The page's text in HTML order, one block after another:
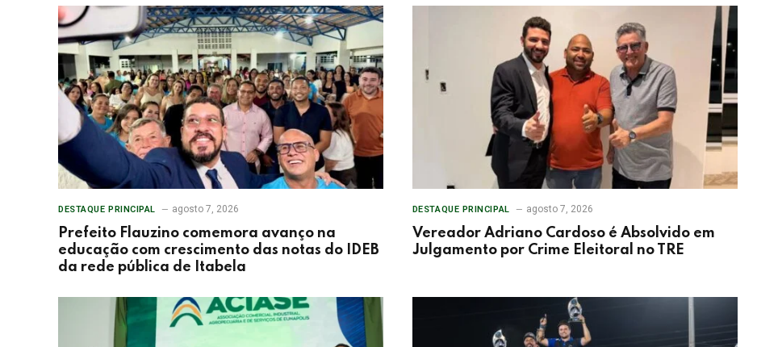
DESTAQUE PRINCIPAL agosto 7, 2026
Prefeito Flauzino comemora avanço na
educação com crescimento das notas do IDEB
da rede pública de Itabela
DESTAQUE PRINCIPAL agosto 7, 2026
Vereador Adriano Cardoso é Absolvido em
Julgamento por Crime Eleitoral no TRE